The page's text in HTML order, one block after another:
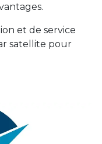
et de service
satellite pour